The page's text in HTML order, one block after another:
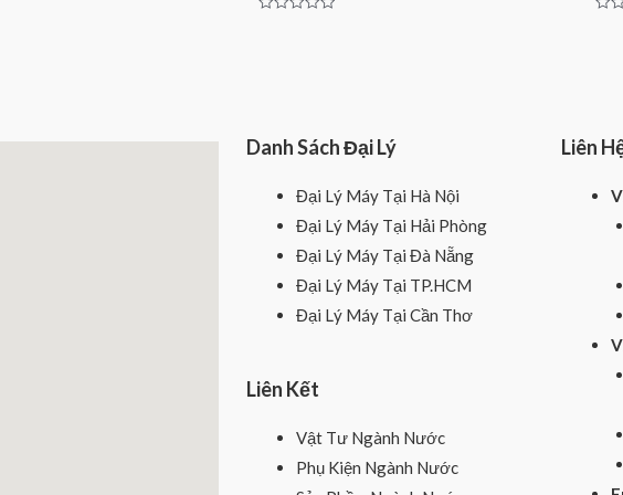
Danh Sách Đại Lý
Đại Lý Máy Tại Hà Nội
Đại Lý Máy Tại Hải Phòng
Đại Lý Máy Tại Đà Nẵng
Đại Lý Máy Tại TP.HCM
Đại Lý Máy Tại Cần Thơ
Liên Kết
Vật Tư Ngành Nước
Phụ Kiện Ngành Nước
Liên